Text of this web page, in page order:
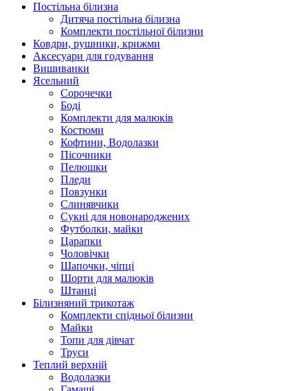
Постільна білизна
Дитяча постільна білизна
Комплекти постільної білизни
Ковдри, рушники, крижми
Аксесуари для годування
Вишиванки
Ясельний
Cорочечки
Боді
Комплекти для малюків
Костюми
Кофтини, Водолазки
Пісочники
Пелюшки
Пледи
Повзунки
Слинявчики
Сукні для новонароджених
Футболки, майки
Царапки
Чоловічки
Шапочки, чіпці
Шорти для малюків
Штанці
Білизняний трикотаж
Комплекти спідньої білизни
Майки
Топи для дівчат
Труси
Теплий верхній
Водолазки